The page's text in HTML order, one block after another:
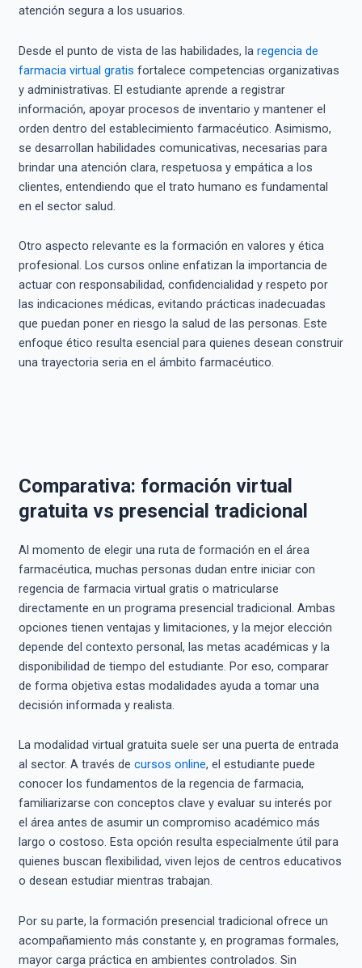
atención segura a los usuarios.
Desde el punto de vista de las habilidades, la regencia de
farmacia virtual gratis fortalece competencias organizativas
y administrativas. El estudiante aprende a registrar
información, apoyar procesos de inventario y mantener el
orden dentro del establecimiento farmacéutico. Asimismo,
se desarrollan habilidades comunicativas, necesarias para
brindar una atención clara, respetuosa y empática a los
clientes, entendiendo que el trato humano es fundamental
en el sector salud.
Otro aspecto relevante es la formación en valores y ética
profesional. Los cursos online enfatizan la importancia de
actuar con responsabilidad, confidencialidad y respeto por
las indicaciones médicas, evitando prácticas inadecuadas
que puedan poner en riesgo la salud de las personas. Este
enfoque ético resulta esencial para quienes desean construir
una trayectoria seria en el ámbito farmacéutico.
Comparativa: formación virtual
gratuita vs presencial tradicional
Al momento de elegir una ruta de formación en el área
farmacéutica, muchas personas dudan entre iniciar con
regencia de farmacia virtual gratis o matricularse
directamente en un programa presencial tradicional. Ambas
opciones tienen ventajas y limitaciones, y la mejor elección
depende del contexto personal, las metas académicas y la
disponibilidad de tiempo del estudiante. Por eso, comparar
de forma objetiva estas modalidades ayuda a tomar una
decisión informada y realista.
La modalidad virtual gratuita suele ser una puerta de entrada
al sector. A través de cursos online, el estudiante puede
conocer los fundamentos de la regencia de farmacia,
familiarizarse con conceptos clave y evaluar su interés por
el área antes de asumir un compromiso académico más
largo o costoso. Esta opción resulta especialmente útil para
quienes buscan flexibilidad, viven lejos de centros educativos
o desean estudiar mientras trabajan.
Por su parte, la formación presencial tradicional ofrece un
acompañamiento más constante y, en programas formales,
mayor carga práctica en ambientes controlados. Sin